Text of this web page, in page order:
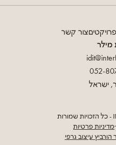
פרויקטיםצור קשר
מילר
052-
ישראל
·מדיניות פרטיות
הורביץ עיצוב גרפי